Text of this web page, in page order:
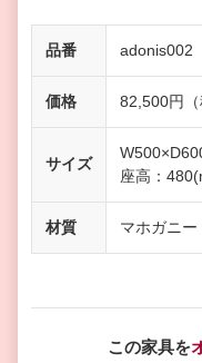
品番 adonis002
価格 82,500円（
サイズ
座高：
材質 マホガニー
この家具を